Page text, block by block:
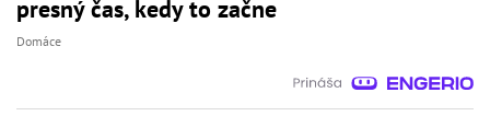
presný čas, kedy to začne
Domáce